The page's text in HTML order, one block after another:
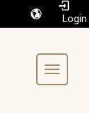
Toggle